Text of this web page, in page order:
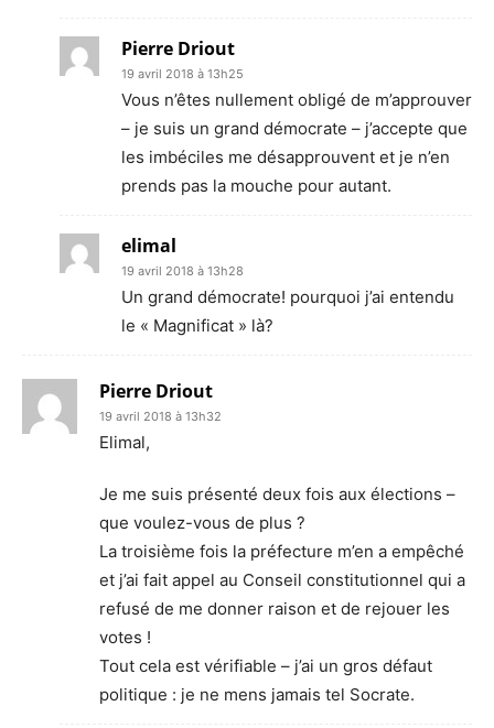
Pierre Driout
19 avril 2018 à 13h25
Vous n’êtes nullement obligé de m’approuver
– je suis un grand démocrate – j’accepte que
les imbéciles me désapprouvent et je n’en
prends pas la mouche pour autant.
elimal
19 avril 2018 à 13h28
Un grand démocrate! pourquoi j’ai entendu
le « Magnificat » là?
Pierre Driout
19 avril 2018 à 13h32
Elimal,
Je me suis présenté deux fois aux élections –
que voulez-vous de plus ?
La troisième fois la préfecture m’en a empêché
et j’ai fait appel au Conseil constitutionnel qui a
refusé de me donner raison et de rejouer les
votes !
Tout cela est vérifiable – j’ai un gros défaut
politique : je ne mens jamais tel Socrate.